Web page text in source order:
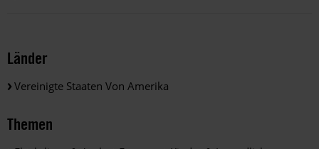
Länder
Vereinigte Staaten Von Amerika
Themen